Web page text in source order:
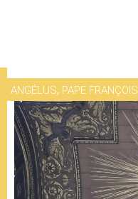
ANGÉLUS, PAPE FRANÇOIS